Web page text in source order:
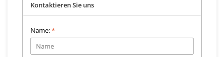
Kontaktieren Sie uns
Name:*